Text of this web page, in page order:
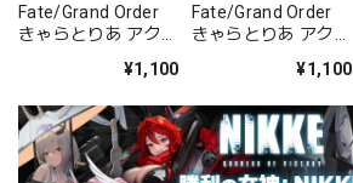
Fate/Grand Order
きゃらとりあ アクリ
¥1,100
Fate/Grand Order
きゃらとりあ アクリ
ー/パッションリッ
¥1,100